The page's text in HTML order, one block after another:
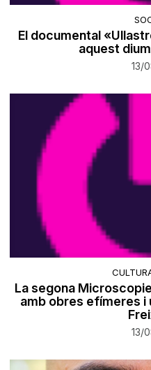
El documental
aquest
13/
La segona
amb obres efímeres i
13/